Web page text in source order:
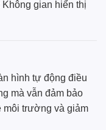
Không gian hiển thị
hình tự động điều
mà vẫn đảm bảo
môi trường và giảm